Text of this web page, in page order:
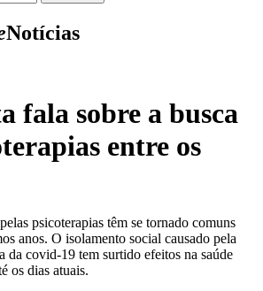
Notícias
fala sobre a busca
entre os
psicoterapias têm se tornado comuns
anos. O isolamento social causado pela
da covid-19 tem surtido efeitos na saúde
os dias atuais.